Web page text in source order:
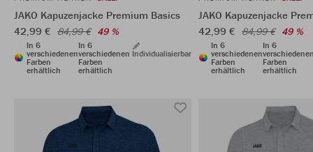
JAKO Kapuzenjacke Premium Basics
42,99 € 84,99 € 49 %
In 6
verschiedenen
Farben
erhältlich
In 6
verschiedenen
Farben
erhältlich
Individualisierbar
JAKO Kapuzenjacke
42,99 € 84,99 € 49 %
In 6
verschiedenen
Farben
erhältlich
In 6
Farben
erhältlich